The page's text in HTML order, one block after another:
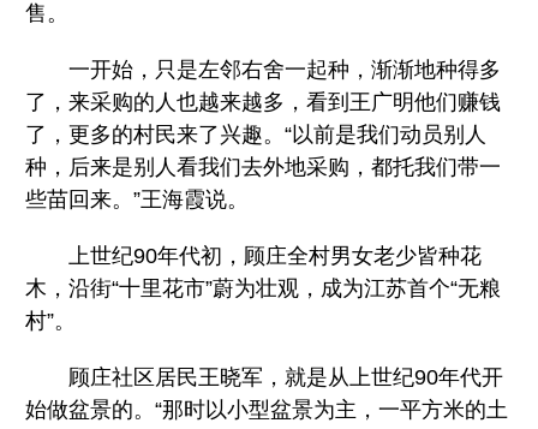
售。
一开始，只是左邻右舍一起种，渐渐地种得多
了，来采购的人也越来越多，看到王广明他们赚钱
了，更多的村民来了兴趣。“以前是我们动员别人
种，后来是别人看我们去外地采购，都托我们带一
些苗回来。”王海霞说。
上世纪90年代初，顾庄全村男女老少皆种花
木，沿街“十里花市”蔚为壮观，成为江苏首个“无粮
村”。
顾庄社区居民王晓军，就是从上世纪90年代开
始做盆景的。“那时以小型盆景为主，一平方米的土